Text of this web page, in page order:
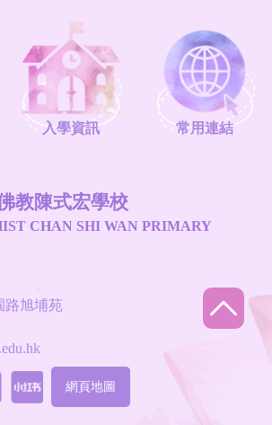
入學資訊 常用連結
教陳式宏學校
CHAN SHI WAN PRIMARY
路旭埔苑
網頁地圖